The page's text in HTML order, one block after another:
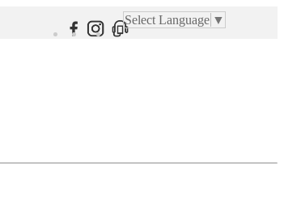
Select Language ▼